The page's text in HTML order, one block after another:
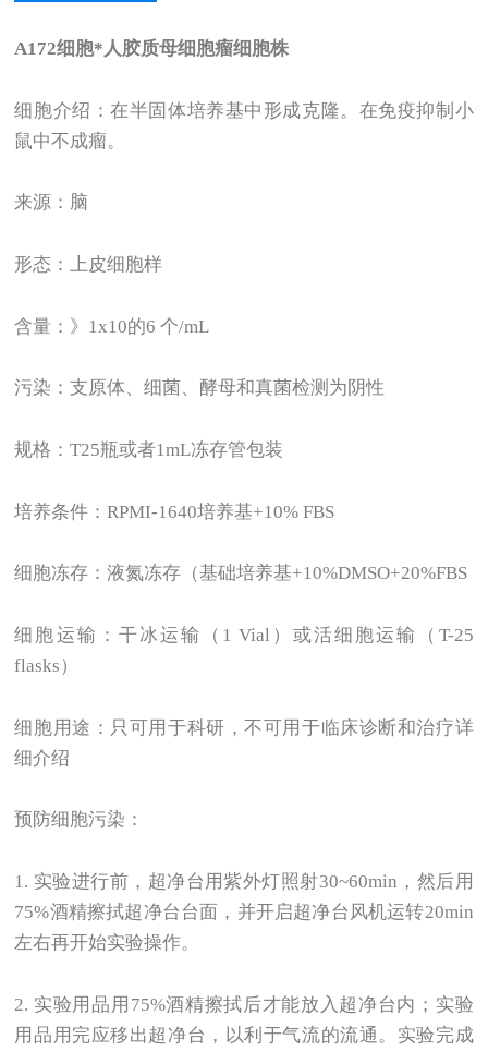
A172细胞*人胶质母细胞瘤细胞株
细胞介绍：在半固体培养基中形成克隆。在免疫抑制小
鼠中不成瘤。
来源：脑
形态：上皮细胞样
含量：》1x10的6 个/mL
污染：支原体、细菌、酵母和真菌检测为阴性
规格：T25瓶或者1mL冻存管包装
培养条件：RPMI-1640培养基+10% FBS
细胞冻存：液氮冻存（基础培养基+10%DMSO+20%FBS
细胞运输：干冰运输（1 Vial）或活细胞运输（T-25
flasks）
细胞用途：只可用于科研，不可用于临床诊断和治疗详
细介绍
预防细胞污染：
1. 实验进行前，超净台用紫外灯照射30~60min，然后用
75%酒精擦拭超净台台面，并开启超净台风机运转20min
左右再开始实验操作。
2. 实验用品用75%酒精擦拭后才能放入超净台内；实验
用品用完应移出超净台，以利于气流的流通。实验完成